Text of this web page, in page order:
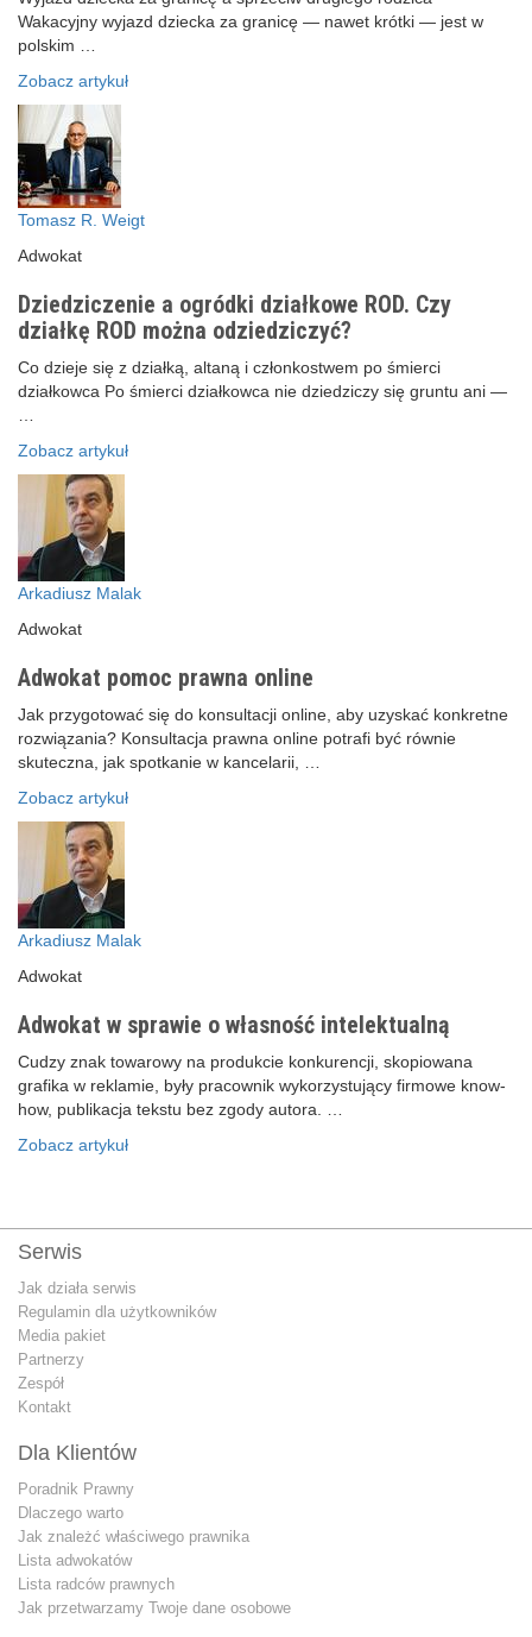
Wakacyjny wyjazd dziecka za granicę — nawet krótki — jest w
polskim …
Zobacz artykuł
Tomasz R. Weigt
Adwokat
Dziedziczenie a ogródki działkowe ROD. Czy
działkę ROD można odziedziczyć?
Co dzieje się z działką, altaną i członkostwem po śmierci
działkowca Po śmierci działkowca nie dziedziczy się gruntu ani —
…
Zobacz artykuł
Arkadiusz Malak
Adwokat
Adwokat pomoc prawna online
Jak przygotować się do konsultacji online, aby uzyskać konkretne
rozwiązania? Konsultacja prawna online potrafi być równie
skuteczna, jak spotkanie w kancelarii, …
Zobacz artykuł
Arkadiusz Malak
Adwokat
Adwokat w sprawie o własność intelektualną
Cudzy znak towarowy na produkcie konkurencji, skopiowana
grafika w reklamie, były pracownik wykorzystujący firmowe know-
how, publikacja tekstu bez zgody autora. …
Zobacz artykuł
Serwis
Jak działa serwis
Regulamin dla użytkowników
Media pakiet
Partnerzy
Zespół
Kontakt
Dla Klientów
Poradnik Prawny
Dlaczego warto
Jak znależć właściwego prawnika
Lista adwokatów
Lista radców prawnych
Jak przetwarzamy Twoje dane osobowe